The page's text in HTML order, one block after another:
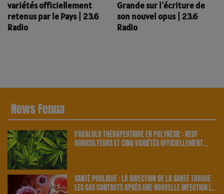
variétés officiellement
retenus par le Pays | 23.6
Radio
Grande sur l'écriture de
son nouvel opus | 23.6
Radio
News Fenua
PAKALOLO THÉRAPEUTIQUE EN POLYNÉSIE : NEUF
AGRICULTEURS ET CINQ VARIÉTÉS OFFICIELLEMENT
SANTÉ PUBLIQUE : LA DIRECTION DE LA SANTÉ TRAQUE
LES CAS CONTACTS APRÈS UNE NOUVELLE INFECTION |